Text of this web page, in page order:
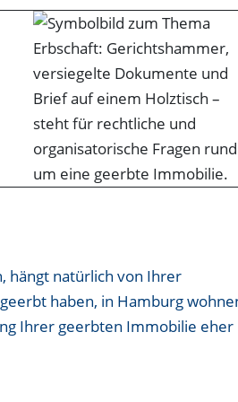
hängt natürlich von Ihrer
haben, in Hamburg
Ihrer geerbten Immobilie eher